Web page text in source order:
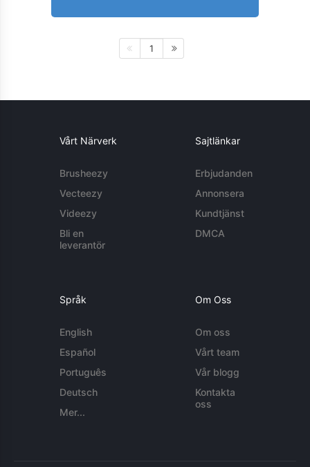
1
Vårt Närverk
Brusheezy
Vecteezy
Videezy
Bli en
leverantör
Sajtlänkar
Erbjudanden
Annonsera
Kundtjänst
DMCA
Språk
English
Español
Português
Deutsch
Mer...
Om Oss
Om oss
Vårt team
Vår blogg
Kontakta
oss